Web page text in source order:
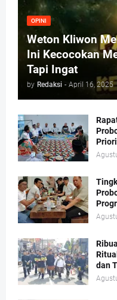
OPINI
Weton Kliwon
Ini Kecocokan
Tapi Ingat
by Redaksi - April 16, 2025
dan